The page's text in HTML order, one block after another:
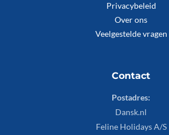
Privacybeleid
Over ons
Veelgestelde vragen
Contact
Postadres:
Dansk.nl
Feline Holidays A/S